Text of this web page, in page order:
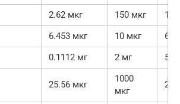
2.62 мкг 150 мкг
6.453 мкг 10 мкг
0.1112 мг 2 мг
25.56 мкг
1000
мкг